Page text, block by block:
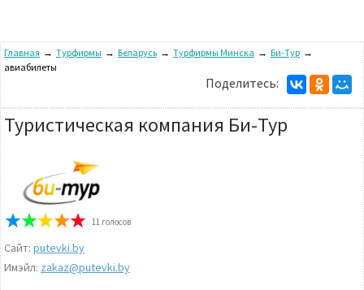
Главная → Турфирмы → Беларусь → Турфирмы Минска → Би-Тур →
авиабилеты
Поделитесь:
Туристическая компания Би-Тур
11 голосов
Сайт: putevki.by
Имэйл: zakaz@putevki.by